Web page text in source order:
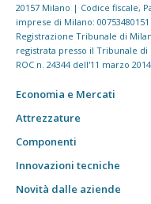
20157 Milano | Codice fiscale,
imprese di Milano: 00753480151
Registrazione Tribunale di
registrata presso il Tribunale di
ROC n. 24344 dell'11 marzo 2014
Economia e Mercati
Attrezzature
Componenti
Innovazioni tecniche
Novità dalle aziende